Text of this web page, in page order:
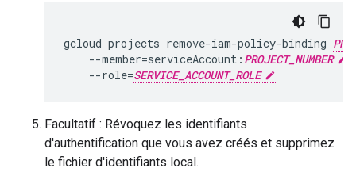
gcloud projects remove-iam-policy-binding
--member=serviceAccount: PROJECT_NUMBER
--role=SERVICE_ACCOUNT_ROLE
Facultatif : Révoquez les identifiants
d'authentification que vous avez créés et supprimez
le fichier d'identifiants local.